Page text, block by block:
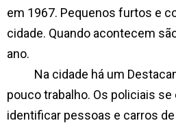
em 1967. Pequenos furtos e
cidade. Quando acontecem
ano.
Na cidade há um
pouco trabalho. Os policiais
identificar pessoas e carros